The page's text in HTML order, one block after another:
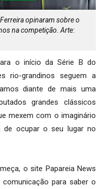
opinaram sobre o
na competição. Arte:
o início da Série B do
rio-grandinos seguem a
diante de mais uma
grandes clássicos
mexem com o imaginário
ocupar o seu lugar no
o site Papareia News
para saber o